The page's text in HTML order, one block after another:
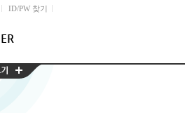
ID/PW 찾기